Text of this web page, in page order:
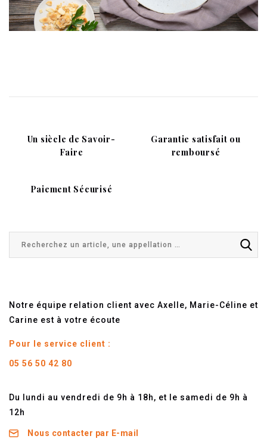
Un siècle de Savoir-
Faire
Garantie satisfait ou
remboursé
Paiement Sécurisé
Notre équipe relation client avec Axelle, Marie-Céline et
Carine est à votre écoute
Pour le service client :
05 56 50 42 80
Du lundi au vendredi de 9h à 18h, et le samedi de 9h à
12h
Nous contacter par E-mail